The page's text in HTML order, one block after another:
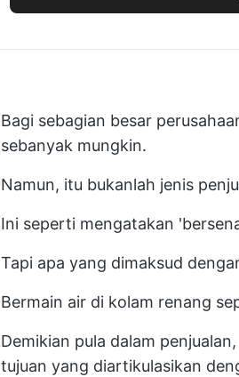
Bagi sebagian besar
sebanyak mungkin.
Namun, itu bukanlah jenis
Ini seperti mengatakan
Tapi apa yang dimaksud
Bermain air di kolam renang
Demikian pula dalam
tujuan yang diartikulasikan